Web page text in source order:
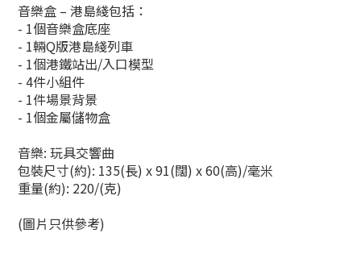
音樂盒 – 港島綫包括：
- 1個音樂盒底座
- 1輛Q版港島綫列車
- 1個港鐵站出/入口模型
- 4件小組件
- 1件場景背景
- 1個金屬儲物盒
音樂: 玩具交響曲
包裝尺寸(約): 135(長) x 91(闊) x 60(高)/毫米
重量(約): 220/(克)
(圖片只供參考)